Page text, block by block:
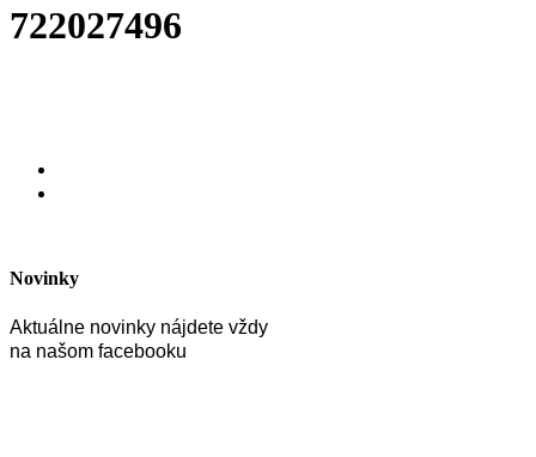
722027496
Novinky
Aktuálne novinky nájdete vždy
na našom facebooku